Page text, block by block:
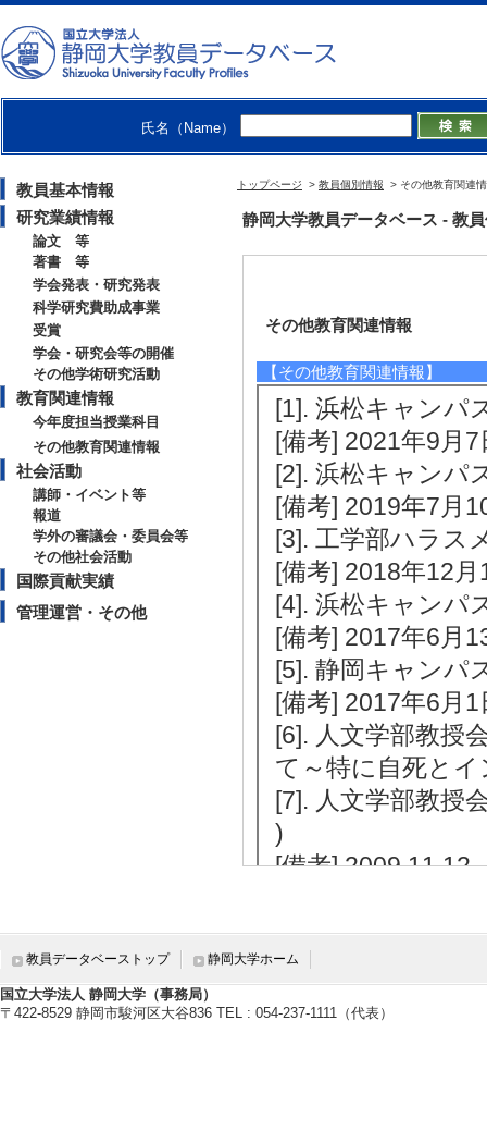
氏名（Name）
教員基本情報
研究業績情報
論文 等
著書 等
学会発表・研究発表
科学研究費助成事業
受賞
学会・研究会等の開催
その他学術研究活動
教育関連情報
今年度担当授業科目
その他教育関連情報
社会活動
講師・イベント等
報道
学外の審議会・委員会等
その他社会活動
国際貢献実績
管理運営・その他
トップページ > 教員個別情報 > その他教育関連
静岡大学教員データベース - 教
その他教育関連情報
【その他教育関連情報】
[1]. 浜松キャンパ
[備考] 2021年9月
[2]. 浜松キャンパ
[備考] 2019年7月
[3]. 工学部ハラス
[備考] 2018年12月
[4]. 浜松キャンパ
[備考] 2017年6月
[5]. 静岡キャンパ
[備考] 2017年6月1
[6]. 人文学部教授
て～特に自死と
[7]. 人文学部教授
)
[備考] 2009.11.12
)
[備考] 2008.11.27
[備考] 2008.9.30
教員データベーストップ 静岡大学ホーム
国立大学法人 静岡大学（事務局）
〒422-8529 静岡市駿河区大谷836 TEL : 054-237-1111（代表）